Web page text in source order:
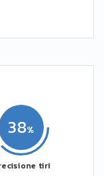
38
tiri